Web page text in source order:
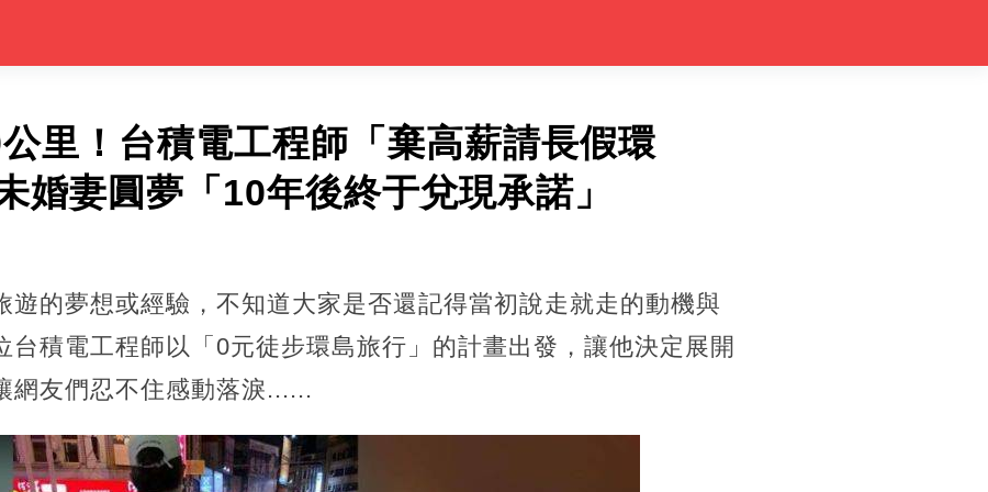
里！台積電工程師「棄高薪請長假環
妻圓夢「10年後終于兌現承諾」
遊的夢想或經驗，不知道大家是否還記得當初說走就走的動機與
台積電工程師以「0元徒步環島旅行」的計畫出發，讓他決定展開
網友們忍不住感動落淚......